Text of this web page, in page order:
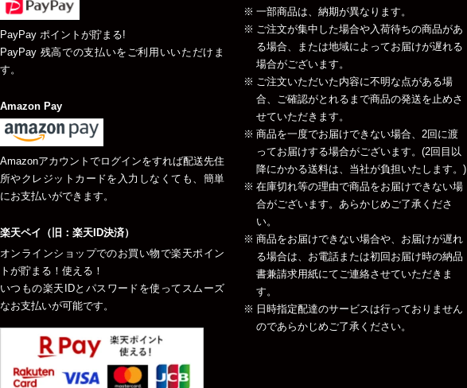
PayPay ポイントが貯まる!
PayPay 残高での支払いをご利用いいただけま
す。
Amazon Pay
Amazonアカウントでログインをすれば配送先住
所やクレジットカードを入力しなくても、簡単
にお支払いができます。
楽天ペイ（旧：楽天ID決済）
オンラインショップでのお買い物で楽天ポイン
トが貯まる！使える！
いつもの楽天IDとパスワードを使ってスムーズ
なお支払いが可能です。
一部商品は、納期が異なります。
ご注文が集中した場合や入荷待ちの商品があ
る場合、または地域によってお届けが遅れる
場合がございます。
ご注文いただいた内容に不明な点がある場
合、ご確認がとれるまで商品の発送を止めさ
せていただきます。
商品を一度でお届けできない場合、2回に渡
ってお届けする場合がございます。(2回目以
降にかかる送料は、当社が負担いたします。)
在庫切れ等の理由で商品をお届けできない場
合がございます。あらかじめご了承くださ
い。
商品をお届けできない場合や、お届けが遅れ
る場合は、お電話または初回お届け時の納品
書兼請求用紙にてご連絡させていただきま
す。
日時指定配達のサービスは行っておりません
のであらかじめご了承ください。